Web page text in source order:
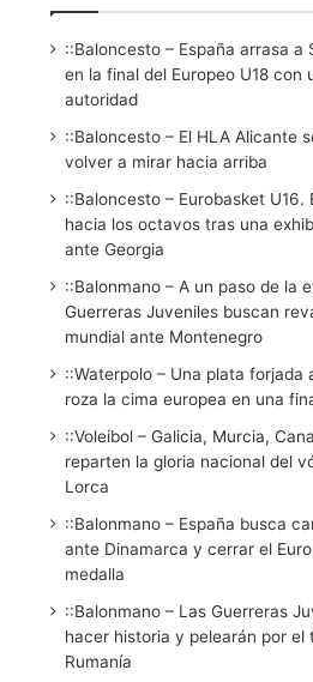
::Baloncesto – España arrasa a
en la final del Europeo U18 con
autoridad
::Baloncesto – El HLA Alicante
volver a mirar hacia arriba
::Baloncesto – Eurobasket U16.
hacia los octavos tras una
ante Georgia
::Balonmano – A un paso de la
Guerreras Juveniles buscan
mundial ante Montenegro
::Waterpolo – Una plata forjada
roza la cima europea en una
::Voleibol – Galicia, Murcia,
reparten la gloria nacional del
Lorca
::Balonmano – España busca
ante Dinamarca y cerrar el
medalla
::Balonmano – Las Guerreras
hacer historia y pelearán por el
Rumanía